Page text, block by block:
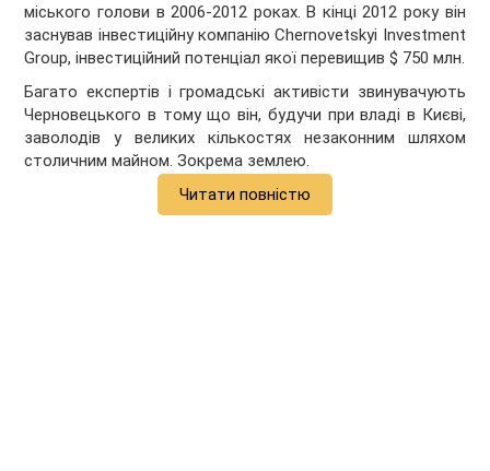
міського голови в 2006-2012 роках. В кінці 2012 року він
заснував інвестиційну компанію Chernovetskyi Investment
Group, інвестиційний потенціал якої перевищив $ 750 млн.
Багато експертів і громадські активісти звинувачують
Черновецького в тому що він, будучи при владі в Києві,
заволодів у великих кількостях незаконним шляхом
столичним майном. Зокрема землею.
Читати повністю